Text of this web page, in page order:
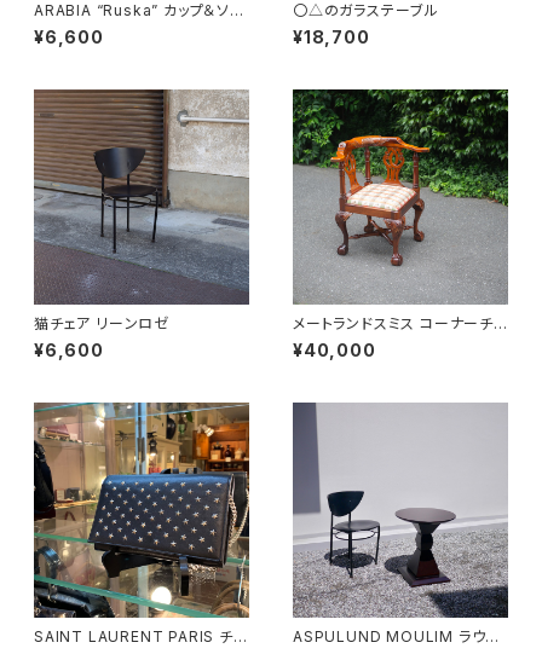
ARABIA “Ruska” カップ＆ソー
サー
¥6,600
〇△のガラステーブル
¥18,700
猫チェア リーンロゼ
¥6,600
メートランドスミス コーナーチェ
ア
¥40,000
SAINT LAURENT PARIS チェ
ASPULUND MOULIM ラウン